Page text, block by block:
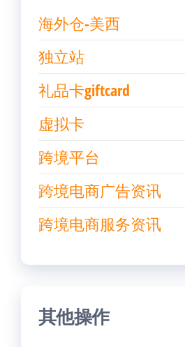
海外仓-美西
独立站
礼品卡giftcard
虚拟卡
跨境平台
跨境电商广告资讯
跨境电商服务资讯
其他操作